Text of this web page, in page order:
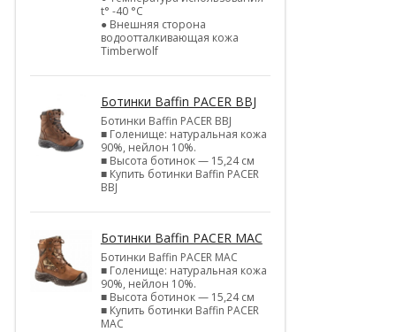
t° -40 °C
● Внешняя сторона
водоотталкивающая кожа
Timberwolf
Ботинки Baffin PACER BBJ
Ботинки Baffin PACER BBJ
■ Голенище: натуральная кожа
90%, нейлон 10%.
■ Высота ботинок — 15,24 см
■ Купить ботинки Baffin PACER
BBJ
Ботинки Baffin PACER MAC
Ботинки Baffin PACER MAC
■ Голенище: натуральная кожа
90%, нейлон 10%.
■ Высота ботинок — 15,24 см
■ Купить ботинки Baffin PACER
MAC